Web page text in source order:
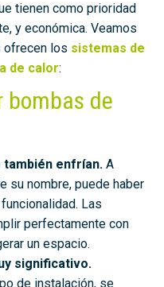
tienen como prioridad
y económica. Veamos
ofrecen los sistemas de
de calor:
de
también enfrían. A
su nombre, puede haber
Las
perfectamente con
un espacio.
significativo.
de instalación, se